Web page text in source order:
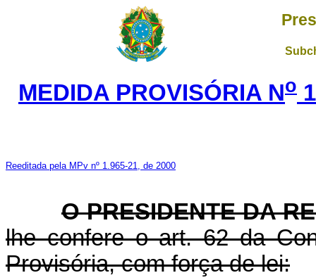
MEDIDA PROVISÓRIA No
Reeditada pela MPv nº 1.965-21, de 2000
O PRESIDENTE DA
lhe confere o art. 62 da
Provisória, com força de lei: